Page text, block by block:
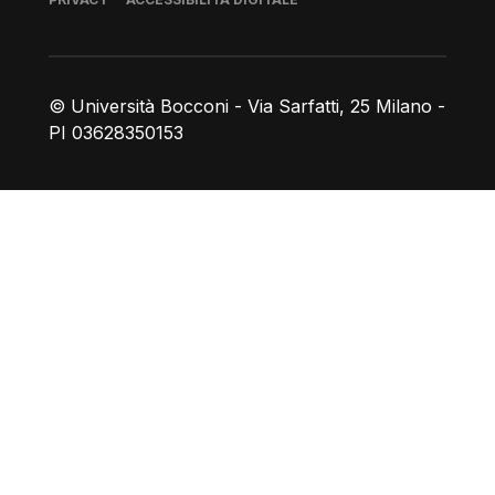
© Università Bocconi - Via Sarfatti, 25 Milano -
PI 03628350153